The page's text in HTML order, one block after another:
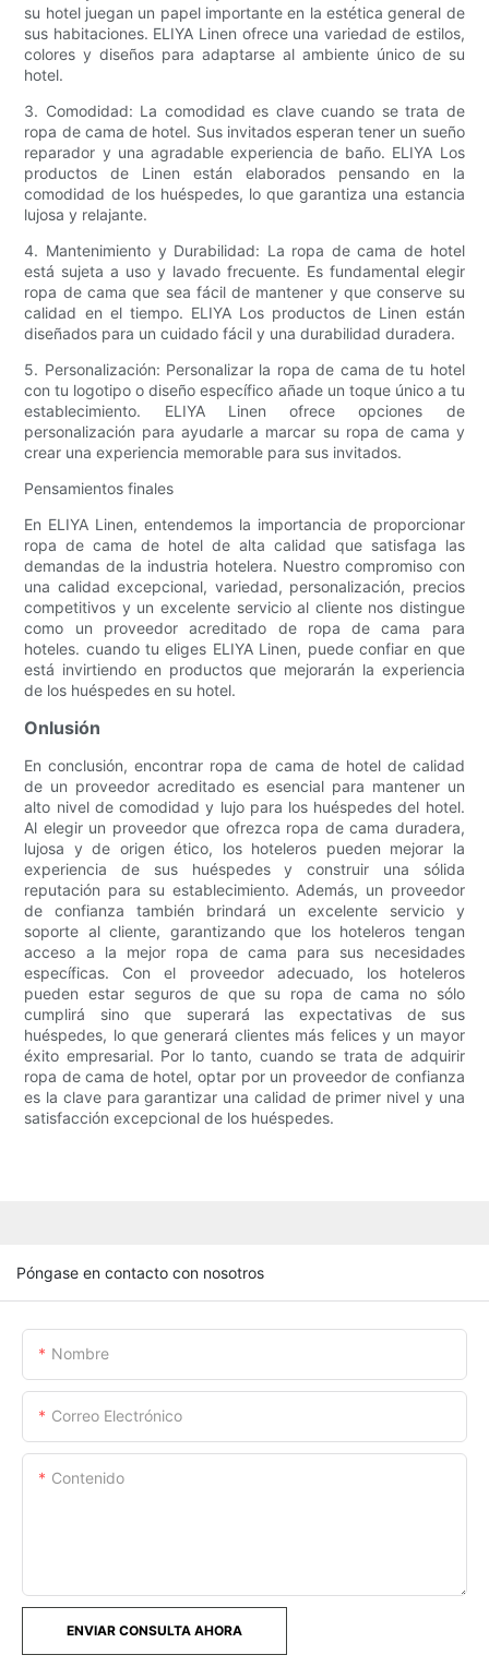
su hotel juegan un papel importante en la estética general de
sus habitaciones. ELIYA Linen ofrece una variedad de estilos,
colores y diseños para adaptarse al ambiente único de su
hotel.
3. Comodidad: La comodidad es clave cuando se trata de
ropa de cama de hotel. Sus invitados esperan tener un sueño
reparador y una agradable experiencia de baño. ELIYA Los
productos de Linen están elaborados pensando en la
comodidad de los huéspedes, lo que garantiza una estancia
lujosa y relajante.
4. Mantenimiento y Durabilidad: La ropa de cama de hotel
está sujeta a uso y lavado frecuente. Es fundamental elegir
ropa de cama que sea fácil de mantener y que conserve su
calidad en el tiempo. ELIYA Los productos de Linen están
diseñados para un cuidado fácil y una durabilidad duradera.
5. Personalización: Personalizar la ropa de cama de tu hotel
con tu logotipo o diseño específico añade un toque único a tu
establecimiento. ELIYA Linen ofrece opciones de
personalización para ayudarle a marcar su ropa de cama y
crear una experiencia memorable para sus invitados.
Pensamientos finales
En ELIYA Linen, entendemos la importancia de proporcionar
ropa de cama de hotel de alta calidad que satisfaga las
demandas de la industria hotelera. Nuestro compromiso con
una calidad excepcional, variedad, personalización, precios
competitivos y un excelente servicio al cliente nos distingue
como un proveedor acreditado de ropa de cama para
hoteles. cuando tu eliges ELIYA Linen, puede confiar en que
está invirtiendo en productos que mejorarán la experiencia
de los huéspedes en su hotel.
Onlusión
En conclusión, encontrar ropa de cama de hotel de calidad
de un proveedor acreditado es esencial para mantener un
alto nivel de comodidad y lujo para los huéspedes del hotel.
Al elegir un proveedor que ofrezca ropa de cama duradera,
lujosa y de origen ético, los hoteleros pueden mejorar la
experiencia de sus huéspedes y construir una sólida
reputación para su establecimiento. Además, un proveedor
de confianza también brindará un excelente servicio y
soporte al cliente, garantizando que los hoteleros tengan
acceso a la mejor ropa de cama para sus necesidades
específicas. Con el proveedor adecuado, los hoteleros
pueden estar seguros de que su ropa de cama no sólo
cumplirá sino que superará las expectativas de sus
huéspedes, lo que generará clientes más felices y un mayor
éxito empresarial. Por lo tanto, cuando se trata de adquirir
ropa de cama de hotel, optar por un proveedor de confianza
es la clave para garantizar una calidad de primer nivel y una
satisfacción excepcional de los huéspedes.
Póngase en contacto con nosotros
Nombre
Correo Electrónico
Contenido
ENVIAR CONSULTA AHORA